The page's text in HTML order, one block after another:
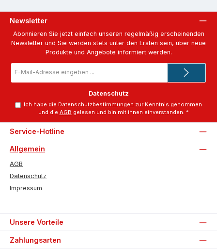
Newsletter
Abonnieren Sie jetzt einfach unseren regelmäßig erscheinenden
Newsletter und Sie werden stets unter den Ersten sein, über neue
Produkte und Angebote informiert werden.
Mail-
Datenschutz
Ich habe die Datenschutzbestimmungen zur Kenntnis genommen
und die AGB gelesen und bin mit ihnen einverstanden. *
Service-Hotline
Allgemein
AGB
Datenschutz
Impressum
Unsere Vorteile
Zahlungsarten